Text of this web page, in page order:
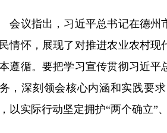
议指出，习近平总书记在德州
情怀，展现了对推进农业农村
遵循。要把学习宣传贯彻习近
，深刻领会核心内涵和实践要
以实际行动坚定拥护“两个确立”